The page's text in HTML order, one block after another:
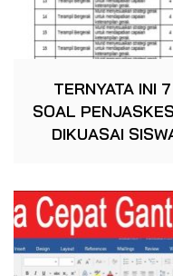
TERNYATA INI
SOAL
DIKUASAI